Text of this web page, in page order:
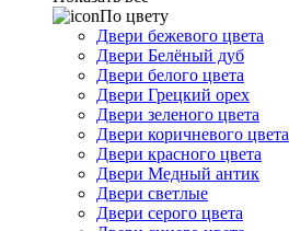
По цвету
Двери бежевого цвета
Двери Белёный дуб
Двери белого цвета
Двери Грецкий орех
Двери зеленого цвета
Двери коричневого цвета
Двери красного цвета
Двери Медный антик
Двери светлые
Двери серого цвета